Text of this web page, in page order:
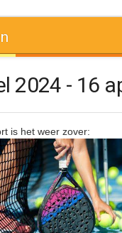
2024 - 16
is het weer zover: